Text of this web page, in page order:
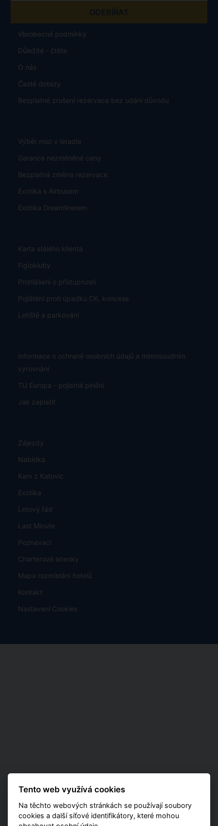
Všeobecné podmínky
Důležité - čtěte
O nás
Časté dotazy
Bezplatné zrušení rezervace bez udání důvodu
Výběr míst v letadle
Garance nezměněné ceny
Bezplatná změna rezervace
Exotika s Airbusem
Exotika Dreamlinerem
Karta stálého klienta
Figlokluby
Prohlášení o přístupnosti
Pojištění proti úpadku CK, koncese
Letiště a parkování
Informace o ochraně osobních údajů a mimosoudním
vyrovnání
TU Europa - pojistné plnění
Jak zaplatit
Zájezdy
Nabídka
Kam z Katovic
Exotika
Letový řád
Last Minute
Poznávací
Charterové letenky
Mapa rozmístění hotelů
Kontakt
Nastavení Cookies
Tento web využívá cookies
Na těchto webových stránkách se používají soubory
cookies a další síťové identifikátory, které mohou